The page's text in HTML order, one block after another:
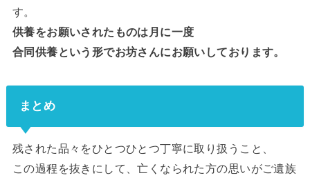
す。
供養をお願いされたものは月に一度
合同供養という形でお坊さんにお願いしております。
まとめ
残された品々をひとつひとつ丁寧に取り扱うこと、
この過程を抜きにして、亡くなられた方の思いがご遺族